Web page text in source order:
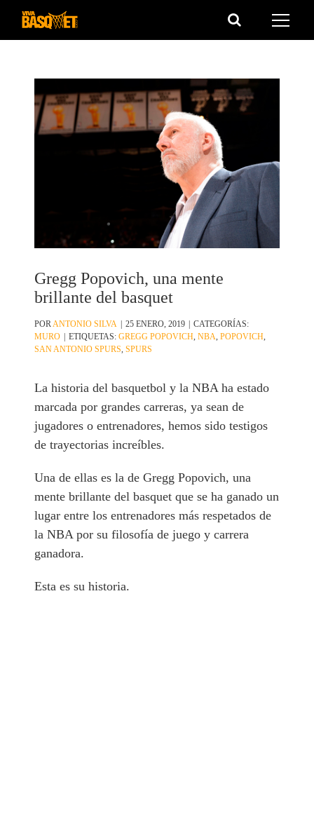
Saltar
Gregg Popovich, una mente
brillante del basquet
PORANTONIO SILVA 25 ENERO, 2019
CATEGORÍAS:
MURO
ETIQUETAS:GREGG POPOVICH,NBA,POPOVICH,
SAN ANTONIO SPURS,SPURS
La historia del basquetbol y la NBA ha estado
marcada por grandes carreras, ya sean de
jugadores o entrenadores, hemos sido testigos
de trayectorias increíbles.
Una de ellas es la de Gregg Popovich, una
mente brillante del basquet que se ha ganado un
lugar entre los entrenadores más respetados de
la NBA por su filosofía de juego y carrera
ganadora.
Esta es su historia.